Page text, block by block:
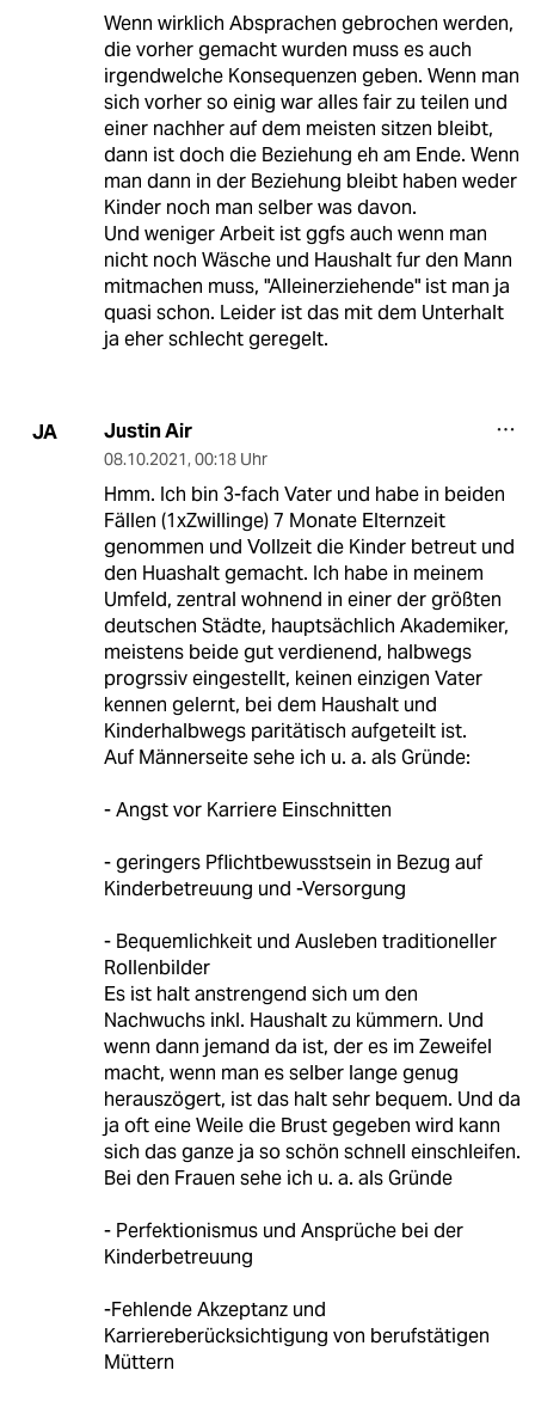
Wenn wirklich Absprachen gebrochen werden,
die vorher gemacht wurden muss es auch
irgendwelche Konsequenzen geben. Wenn man
sich vorher so einig war alles fair zu teilen und
einer nachher auf dem meisten sitzen bleibt,
dann ist doch die Beziehung eh am Ende. Wenn
man dann in der Beziehung bleibt haben weder
Kinder noch man selber was davon.
Und weniger Arbeit ist ggfs auch wenn man
nicht noch Wäsche und Haushalt fur den Mann
mitmachen muss, "Alleinerziehende" ist man ja
quasi schon. Leider ist das mit dem Unterhalt
ja eher schlecht geregelt.
JA Justin Air
08.10.2021, 00:18 Uhr
Hmm. Ich bin 3-fach Vater und habe in beiden
Fällen (1xZwillinge) 7 Monate Elternzeit
genommen und Vollzeit die Kinder betreut und
den Huashalt gemacht. Ich habe in meinem
Umfeld, zentral wohnend in einer der größten
deutschen Städte, hauptsächlich Akademiker,
meistens beide gut verdienend, halbwegs
progrssiv eingestellt, keinen einzigen Vater
kennen gelernt, bei dem Haushalt und
Kinderhalbwegs paritätisch aufgeteilt ist.
Auf Männerseite sehe ich u. a. als Gründe:
- Angst vor Karriere Einschnitten
- geringers Pflichtbewusstsein in Bezug auf
Kinderbetreuung und -Versorgung
- Bequemlichkeit und Ausleben traditioneller
Rollenbilder
Es ist halt anstrengend sich um den
Nachwuchs inkl. Haushalt zu kümmern. Und
wenn dann jemand da ist, der es im Zeweifel
macht, wenn man es selber lange genug
herauszögert, ist das halt sehr bequem. Und da
ja oft eine Weile die Brust gegeben wird kann
sich das ganze ja so schön schnell einschleifen.
Bei den Frauen sehe ich u. a. als Gründe
- Perfektionismus und Ansprüche bei der
Kinderbetreuung
-Fehlende Akzeptanz und
Karriereberücksichtigung von berufstätigen
Müttern